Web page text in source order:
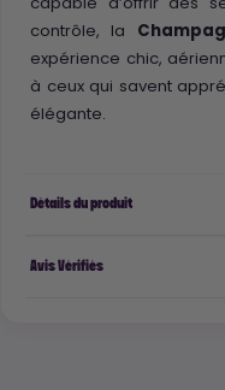
contrôle, la
expérience chic,
à ceux qui savent
élégante.
Détails du produit
Avis Vérifiés